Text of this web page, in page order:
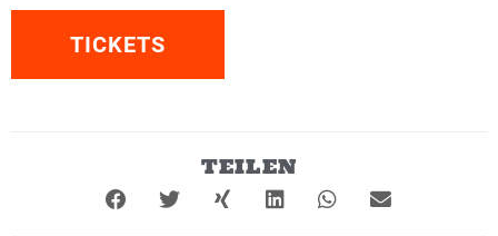
TICKETS
TEILEN